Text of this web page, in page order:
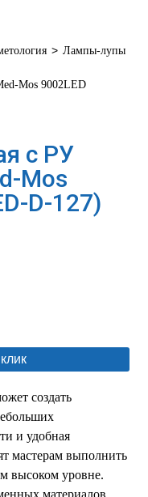
> Лампы-лупы
Mos 9002LED
с РУ
Mos
D-127)
создать
и удобная
мастерам выполнить
высоком уровне.
материалов